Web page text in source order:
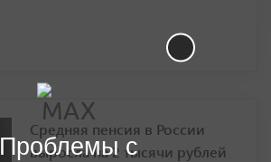
Средняя пенсия в России
выросла на 2 тысячи рублей
Проблемы с